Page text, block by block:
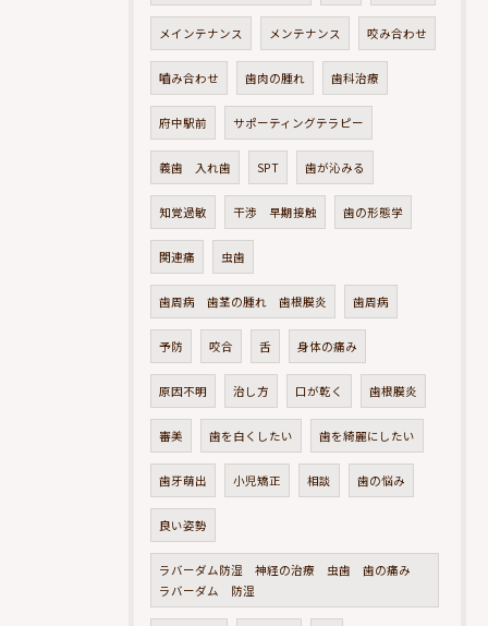
メインテナンス メンテナンス 咬み合わせ
嚙み合わせ 歯肉の腫れ 歯科治療
府中駅前 サポーティングテラピー
義歯 入れ歯 SPT 歯が沁みる
知覚過敏 干渉 早期接触 歯の形態学
関連痛 虫歯
歯周病 歯茎の腫れ 歯根膜炎 歯周病
予防 咬合 舌 身体の痛み
原因不明 治し方 口が乾く 歯根膜炎
審美 歯を白くしたい 歯を綺麗にしたい
歯牙萌出 小児矯正 相談 歯の悩み
良い姿勢
ラバーダム防湿 神経の治療 虫歯 歯の痛み
ラバーダム 防湿